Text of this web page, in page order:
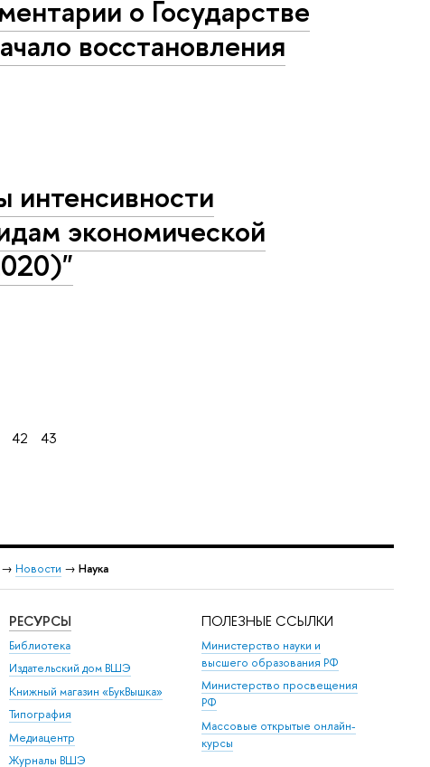
о Государстве
восстановления
экономической
42 43
→ Новости → Наука
РЕСУРСЫ
Библиотека
Издательский дом ВШЭ
Книжный магазин «БукВышка»
Типография
Медиацентр
Журналы ВШЭ
ПОЛЕЗНЫЕ ССЫЛКИ
Министерство науки и
высшего образования РФ
Министерство просвещения
РФ
Массовые открытые онлайн-
курсы